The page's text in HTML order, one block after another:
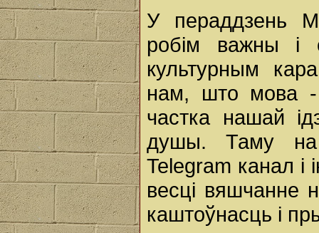
У пераддзень
робім важны і
культурным
нам, што мова -
частка нашай
душы. Таму на
Telegram канал і
весці вяшчанне
каштоўнасць і